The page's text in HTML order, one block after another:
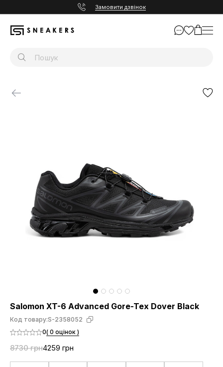
Замовити дзвінок
Salomon XT-6 Advanced Gore-Tex Dover Black
Код товару:S-2358052
0( 0 оцінок )
8730 грн4259 грн